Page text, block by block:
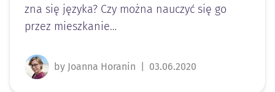
zna się języka? Czy można nauczyć się go
przez mieszkanie…
by Joanna Horanin 03.06.2020